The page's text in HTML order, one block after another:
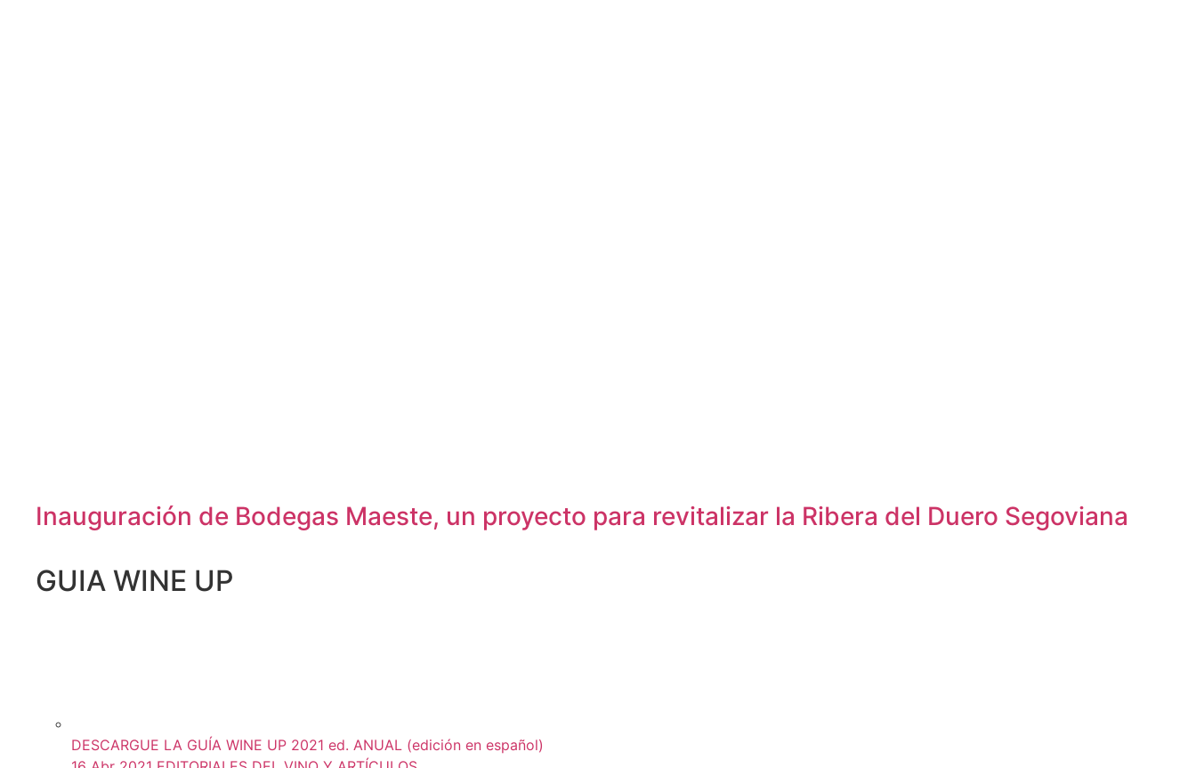
Inauguración de Bodegas Maeste, un proyecto para revitalizar la Ribera del Duero Segoviana
GUIA WINE UP
DESCARGUE LA GUÍA WINE UP 2021 ed. ANUAL (edición en español)